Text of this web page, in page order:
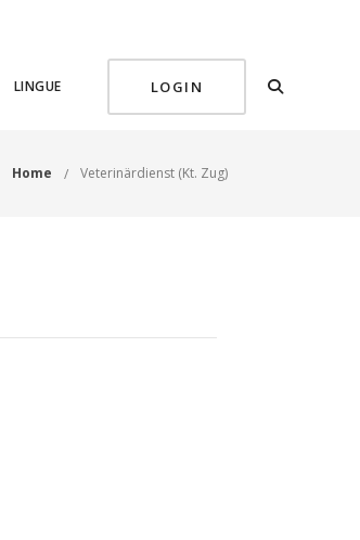
LOGIN
LINGUE
Home Veterinärdienst (Kt. Zug)